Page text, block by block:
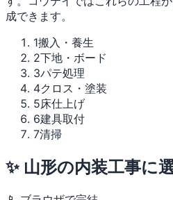
成できます。
1搬入・養生
2下地・ボード
3パテ処理
4クロス・塗装
5床仕上げ
6建具取付
7清掃
✨ 山形の内装工事に